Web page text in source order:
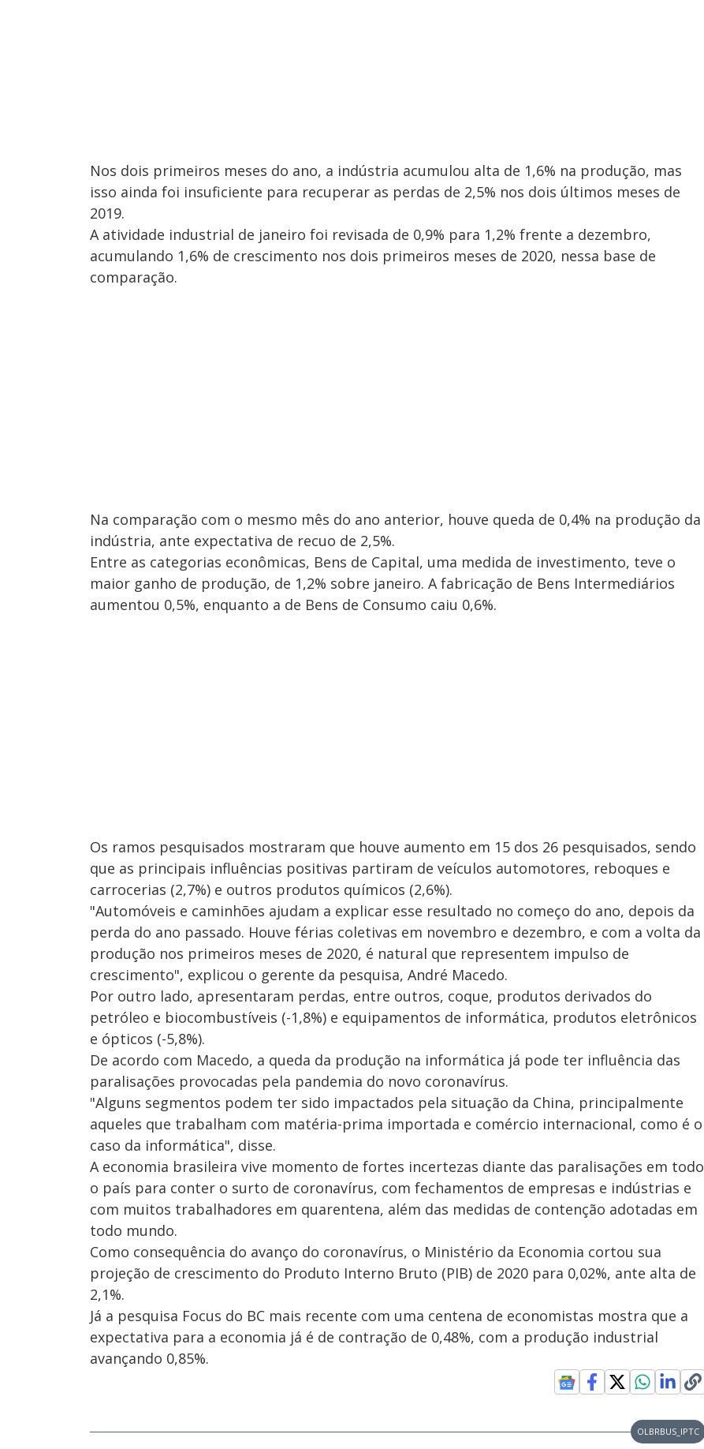
Nos dois primeiros meses do ano, a indústria acumulou alta de 1,6% na produção, mas
isso ainda foi insuficiente para recuperar as perdas de 2,5% nos dois últimos meses de
2019.
A atividade industrial de janeiro foi revisada de 0,9% para 1,2% frente a dezembro,
acumulando 1,6% de crescimento nos dois primeiros meses de 2020, nessa base de
comparação.
Na comparação com o mesmo mês do ano anterior, houve queda de 0,4% na produção da
indústria, ante expectativa de recuo de 2,5%.
Entre as categorias econômicas, Bens de Capital, uma medida de investimento, teve o
maior ganho de produção, de 1,2% sobre janeiro. A fabricação de Bens Intermediários
aumentou 0,5%, enquanto a de Bens de Consumo caiu 0,6%.
Os ramos pesquisados mostraram que houve aumento em 15 dos 26 pesquisados, sendo
que as principais influências positivas partiram de veículos automotores, reboques e
carrocerias (2,7%) e outros produtos químicos (2,6%).
"Automóveis e caminhões ajudam a explicar esse resultado no começo do ano, depois da
perda do ano passado. Houve férias coletivas em novembro e dezembro, e com a volta da
produção nos primeiros meses de 2020, é natural que representem impulso de
crescimento", explicou o gerente da pesquisa, André Macedo.
Por outro lado, apresentaram perdas, entre outros, coque, produtos derivados do
petróleo e biocombustíveis (-1,8%) e equipamentos de informática, produtos eletrônicos
e ópticos (-5,8%).
De acordo com Macedo, a queda da produção na informática já pode ter influência das
paralisações provocadas pela pandemia do novo coronavírus.
"Alguns segmentos podem ter sido impactados pela situação da China, principalmente
aqueles que trabalham com matéria-prima importada e comércio internacional, como é o
caso da informática", disse.
A economia brasileira vive momento de fortes incertezas diante das paralisações em todo
o país para conter o surto de coronavírus, com fechamentos de empresas e indústrias e
com muitos trabalhadores em quarentena, além das medidas de contenção adotadas em
todo mundo.
Como consequência do avanço do coronavírus, o Ministério da Economia cortou sua
projeção de crescimento do Produto Interno Bruto (PIB) de 2020 para 0,02%, ante alta de
2,1%.
Já a pesquisa Focus do BC mais recente com uma centena de economistas mostra que a
expectativa para a economia já é de contração de 0,48%, com a produção industrial
avançando 0,85%.
OLBRBUS_IPTC